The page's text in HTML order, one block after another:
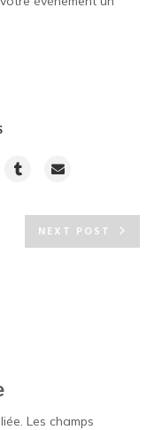
NEXT POST
Les champs